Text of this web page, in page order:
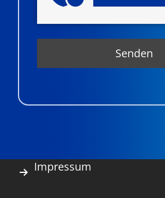
Impressum